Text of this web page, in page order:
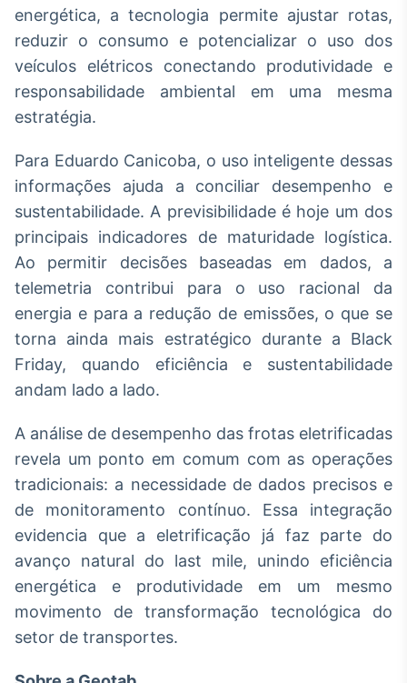
energética, a tecnologia permite ajustar rotas,
reduzir o consumo e potencializar o uso dos
veículos elétricos conectando produtividade e
responsabilidade ambiental em uma mesma
estratégia.
Para Eduardo Canicoba, o uso inteligente dessas
informações ajuda a conciliar desempenho e
sustentabilidade. A previsibilidade é hoje um dos
principais indicadores de maturidade logística.
Ao permitir decisões baseadas em dados, a
telemetria contribui para o uso racional da
energia e para a redução de emissões, o que se
torna ainda mais estratégico durante a Black
Friday, quando eficiência e sustentabilidade
andam lado a lado.
A análise de desempenho das frotas eletrificadas
revela um ponto em comum com as operações
tradicionais: a necessidade de dados precisos e
de monitoramento contínuo. Essa integração
evidencia que a eletrificação já faz parte do
avanço natural do last mile, unindo eficiência
energética e produtividade em um mesmo
movimento de transformação tecnológica do
setor de transportes.